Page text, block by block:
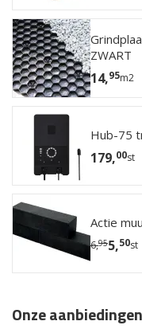
ZWART
14,95m2
Hub-75
179,00st
Actie
6,955,50st
Onze aanbiedingen